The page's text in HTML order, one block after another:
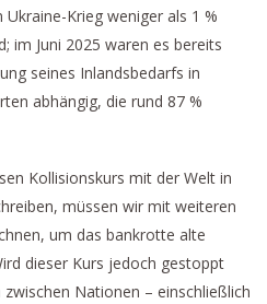
Krieg weniger als 1 %
im Juni 2025 waren es bereits
seines Inlandsbedarfs in
abhängig, die rund 87 %
Kollisionskurs mit der Welt in
müssen wir mit weiteren
um das bankrotte alte
dieser Kurs jedoch gestoppt
Nationen – einschließlich